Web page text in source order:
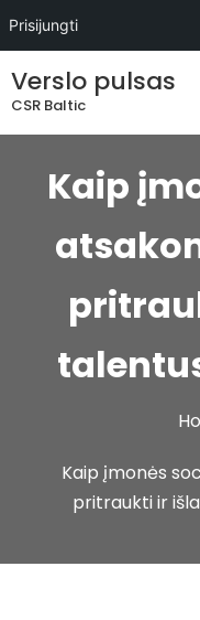
Prisijungti
toVerslo pulsas
CSR Baltic
Kaip
Kaip įmonės
pritraukti ir